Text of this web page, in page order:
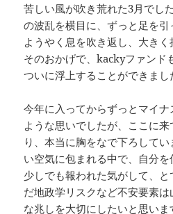
苦しい風が吹き荒れた3月でし
の波乱を横目に、ずっと足を
ようやく息を吹き返し、大きく
そのおかげで、kackyファンド
ついに浮上することができまし
今年に入ってからずっとマイ
ような思いでしたが、ここに
り、本当に胸をなで下ろして
い空気に包まれる中で、自分
少しでも報われた気がして、
だ地政学リスクなど不安要素
な兆しを大切にしたいと思いま